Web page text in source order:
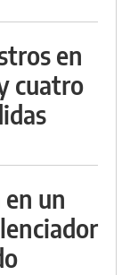
en
cuatro
un